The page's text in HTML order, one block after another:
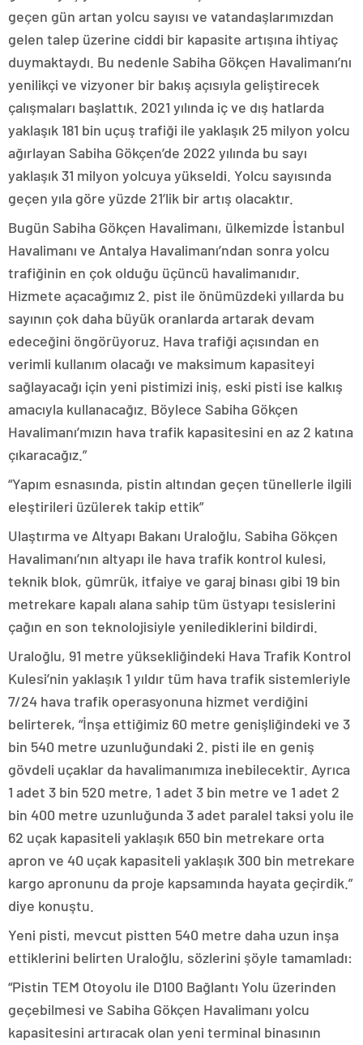
geçen gün artan yolcu sayısı ve vatandaşlarımızdan
gelen talep üzerine ciddi bir kapasite artışına ihtiyaç
duymaktaydı. Bu nedenle Sabiha Gökçen Havalimanı’nı
yenilikçi ve vizyoner bir bakış açısıyla geliştirecek
çalışmaları başlattık. 2021 yılında iç ve dış hatlarda
yaklaşık 181 bin uçuş trafiği ile yaklaşık 25 milyon yolcu
ağırlayan Sabiha Gökçen’de 2022 yılında bu sayı
yaklaşık 31 milyon yolcuya yükseldi. Yolcu sayısında
geçen yıla göre yüzde 21’lik bir artış olacaktır.
Bugün Sabiha Gökçen Havalimanı, ülkemizde İstanbul
Havalimanı ve Antalya Havalimanı’ndan sonra yolcu
trafiğinin en çok olduğu üçüncü havalimanıdır.
Hizmete açacağımız 2. pist ile önümüzdeki yıllarda bu
sayının çok daha büyük oranlarda artarak devam
edeceğini öngörüyoruz. Hava trafiği açısından en
verimli kullanım olacağı ve maksimum kapasiteyi
sağlayacağı için yeni pistimizi iniş, eski pisti ise kalkış
amacıyla kullanacağız. Böylece Sabiha Gökçen
Havalimanı’mızın hava trafik kapasitesini en az 2 katına
çıkaracağız.”
“Yapım esnasında, pistin altından geçen tünellerle ilgili
eleştirileri üzülerek takip ettik”
Ulaştırma ve Altyapı Bakanı Uraloğlu, Sabiha Gökçen
Havalimanı’nın altyapı ile hava trafik kontrol kulesi,
teknik blok, gümrük, itfaiye ve garaj binası gibi 19 bin
metrekare kapalı alana sahip tüm üstyapı tesislerini
çağın en son teknolojisiyle yenilediklerini bildirdi.
Uraloğlu, 91 metre yüksekliğindeki Hava Trafik Kontrol
Kulesi’nin yaklaşık 1 yıldır tüm hava trafik sistemleriyle
7/24 hava trafik operasyonuna hizmet verdiğini
belirterek, “İnşa ettiğimiz 60 metre genişliğindeki ve 3
bin 540 metre uzunluğundaki 2. pisti ile en geniş
gövdeli uçaklar da havalimanımıza inebilecektir. Ayrıca
1 adet 3 bin 520 metre, 1 adet 3 bin metre ve 1 adet 2
bin 400 metre uzunluğunda 3 adet paralel taksi yolu ile
62 uçak kapasiteli yaklaşık 650 bin metrekare orta
apron ve 40 uçak kapasiteli yaklaşık 300 bin metrekare
kargo apronunu da proje kapsamında hayata geçirdik.”
diye konuştu.
Yeni pisti, mevcut pistten 540 metre daha uzun inşa
ettiklerini belirten Uraloğlu, sözlerini şöyle tamamladı:
“Pistin TEM Otoyolu ile D100 Bağlantı Yolu üzerinden
geçebilmesi ve Sabiha Gökçen Havalimanı yolcu
kapasitesini artıracak olan yeni terminal binasının